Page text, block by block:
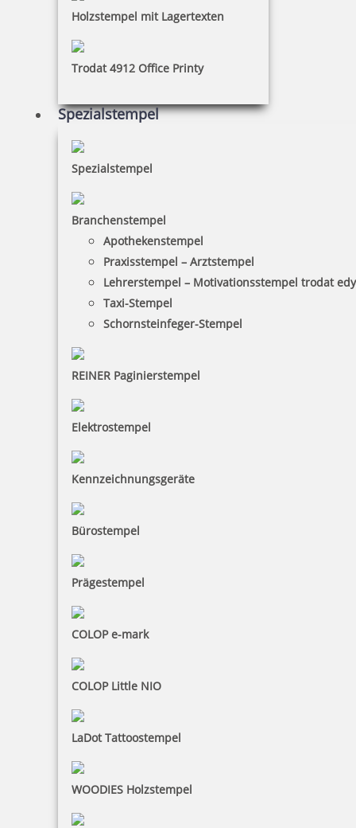
Holzstempel mit Lagertexten
Trodat 4912 Office Printy
Spezialstempel
Spezialstempel
Branchenstempel
Apothekenstempel
Praxisstempel – Arztstempel
Lehrerstempel – Motivationsstempel trodat
Taxi-Stempel
Schornsteinfeger-Stempel
REINER Paginierstempel
Elektrostempel
Kennzeichnungsgeräte
Bürostempel
Prägestempel
COLOP e-mark
COLOP Little NIO
LaDot Tattoostempel
WOODIES Holzstempel